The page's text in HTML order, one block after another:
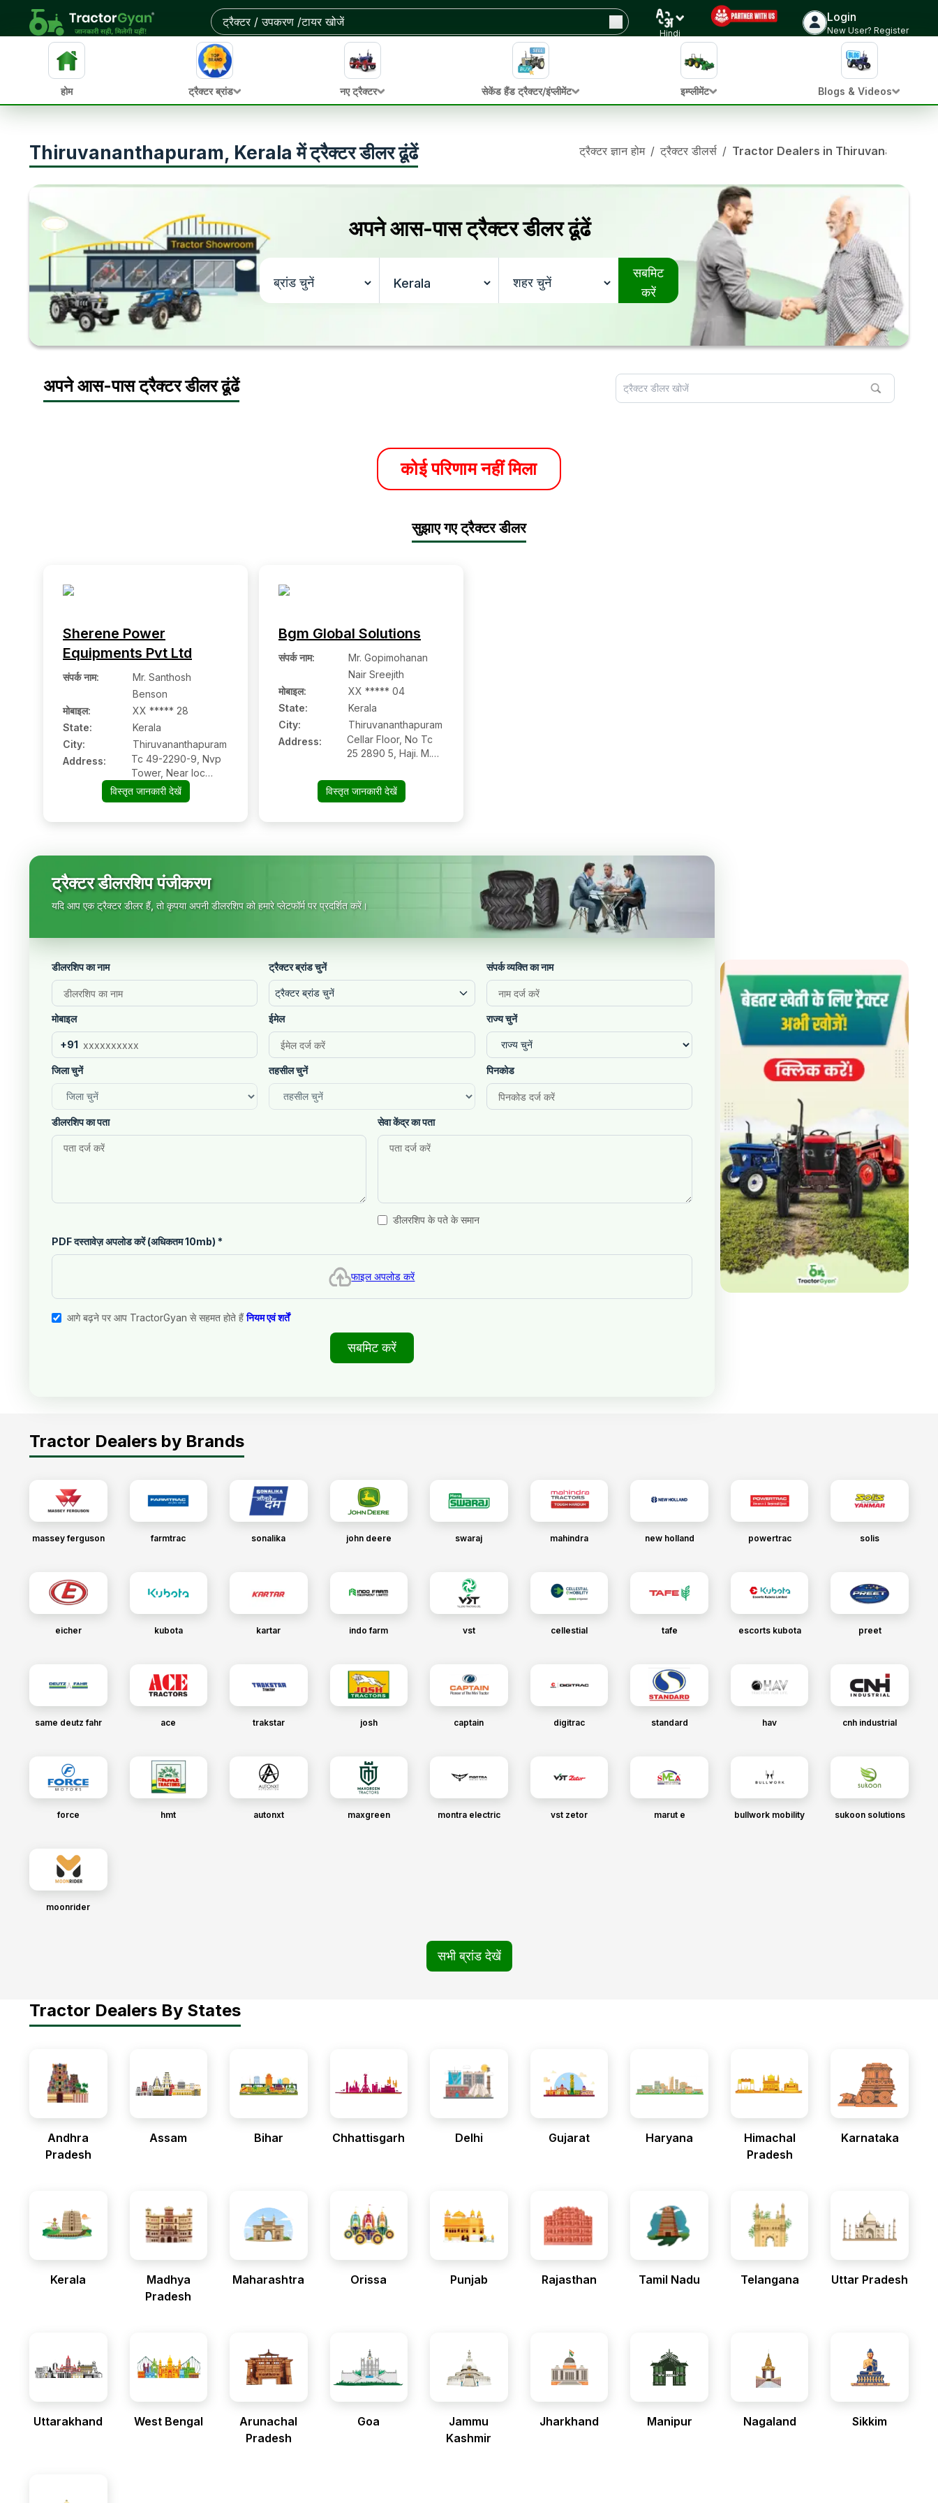
Hindi
Login
New User? Register
होम ट्रैक्टर ब्रांड नए ट्रैक्टर सेकेंड हैंड ट्रैक्टर/इंप्लीमेंट इम्प्लीमेंट Blogs & Videos
Thiruvananthapuram, Kerala में ट्रैक्टर डीलर ढूंढें ट्रैक्टर ज्ञान होम / ट्रैक्टर डीलर्स / Tractor Dealers in
अपने आस-पास ट्रैक्टर डीलर ढूंढें
सबमिट
करें
अपने आस-पास ट्रैक्टर डीलर ढूंढें
कोई परिणाम नहीं मिला
सुझाए गए ट्रैक्टर डीलर
Sherene Power
Equipments Pvt Ltd
संपर्क नाम:
Mr. Santhosh
Benson
मोबाइल:
XX ***** 28
State:
Kerala
City:
Thiruvananthapuram
Address:
Tc 49-2290-9, Nvp
Tower, Near Ioc
Pump, Tc 49-2290-
9, Nvp Tower, Near
Kerala, 695020
विस्तृत जानकारी देखें
Bgm Global Solutions
संपर्क नाम:
Mr. Gopimohanan
Nair Sreejith
मोबाइल:
XX ***** 04
State:
Kerala
City:
Thiruvananthapuram
Address:
Cellar Floor, No Tc
25 2890 5, Haji. M.
Complex,
Ambujavilasam Road,
Thiruvananthapuram,
विस्तृत जानकारी देखें
ट्रैक्टर डीलरशिप पंजीकरण
यदि आप एक ट्रैक्टर डीलर हैं, तो कृपया अपनी डीलरशिप को हमारे प्लेटफॉर्म पर प्रदर्शित करें।
डीलरशिप का नाम ट्रैक्टर ब्रांड चुनें
ट्रैक्टर ब्रांड चुनें
संपर्क व्यक्ति का नाम
मोबाइल
+91
ईमेल राज्य चुनें
जिला चुनें तहसील चुनें पिनकोड
डीलरशिप का पता सेवा केंद्र का पता
डीलरशिप के पते के समान
PDF दस्तावेज़ अपलोड करें (अधिकतम 10mb) *
फाइल अपलोड करें
आगे बढ़ने पर आप TractorGyan से सहमत होते हैं नियम एवं शर्तें
सबमिट करें
Tractor Dealers by Brands
massey ferguson farmtrac sonalika john deere swaraj mahindra new holland powertrac solis
eicher kubota kartar indo farm vst cellestial tafe escorts kubota preet
same deutz fahr ace trakstar josh captain digitrac standard hav cnh industrial
force hmt autonxt maxgreen montra electric vst zetor marut e bullwork mobility sukoon solutions
moonrider
सभी ब्रांड देखें
Tractor Dealers By States
Andhra
Pradesh
Assam Bihar Chhattisgarh Delhi Gujarat Haryana
Himachal
Pradesh
Karnataka
Kerala
Madhya
Pradesh
Maharashtra Orissa Punjab Rajasthan Tamil Nadu Telangana Uttar Pradesh
Uttarakhand West Bengal
Arunachal
Pradesh
Goa
Jammu
Kashmir
Jharkhand Manipur Nagaland Sikkim